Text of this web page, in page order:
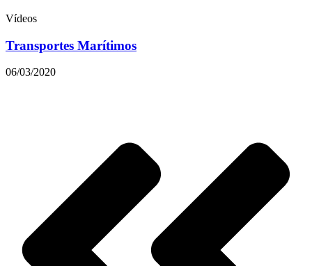
Vídeos
Transportes Marítimos
06/03/2020